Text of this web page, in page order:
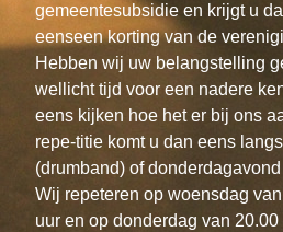
gemeentesubsidie en krijgt u
eenseen korting van de
Hebben wij uw belangstelling
wellicht tijd voor een nadere
eens kijken hoe het er bij ons
repe-titie komt u dan eens
(drumband) of
Wij repeteren op woensdag
uur en op donderdag van 20.00